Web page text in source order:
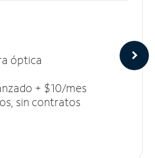
óptica
+ $10/mes
sin contratos